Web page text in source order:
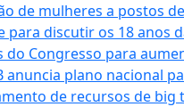
de mulheres a postos
discutir os 18 anos
do Congresso para
anuncia plano nacional
de recursos de big